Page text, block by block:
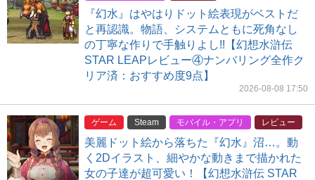
『幻水』はやはりドット絵表現がベストだ
と再認識。物語、システムともに死角なし
の丁寧な作りで手触りよし!!【幻想水滸伝
STAR LEAPレビュー④ナンバリング全作ク
リア済：おすすめ度9点】
2026-08-08 17:50
ゲーム Steam モバイル・アプリ レビュー
美麗ドット絵から落ちた『幻水』沼…。動
く2Dイラスト、細やかな動きまで描かれた
女の子達が超可愛い！【幻想水滸伝 STAR